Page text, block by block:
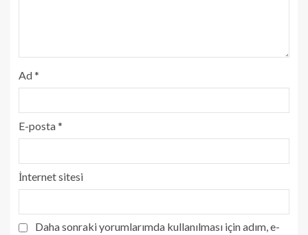
Ad*
E-posta*
İnternet sitesi
Daha sonraki yorumlarımda kullanılması için adım, e-